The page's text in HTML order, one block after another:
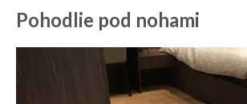
Pohodlie pod nohami